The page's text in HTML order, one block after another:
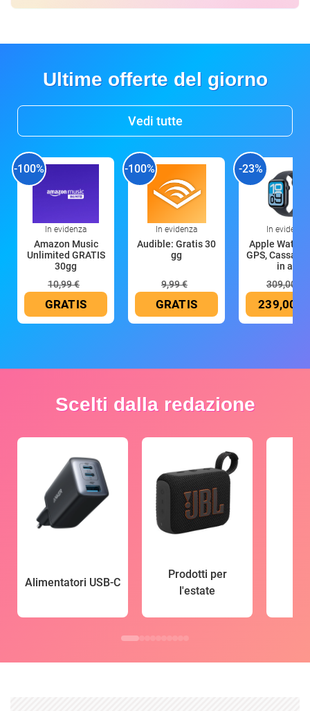
Ultime offerte del giorno
Vedi tutte
-100%
In evidenza
Amazon Music
Unlimited GRATIS
30gg
10,99 €
GRATIS
-100%
In evidenza
Audible: Gratis 30
gg
9,99 €
GRATIS
-23%
In evidenza
Apple Watch
GPS, Cassa
in all
309,00 €
239,00 €
Scelti dalla redazione
Alimentatori USB-C
Prodotti per
l'estate